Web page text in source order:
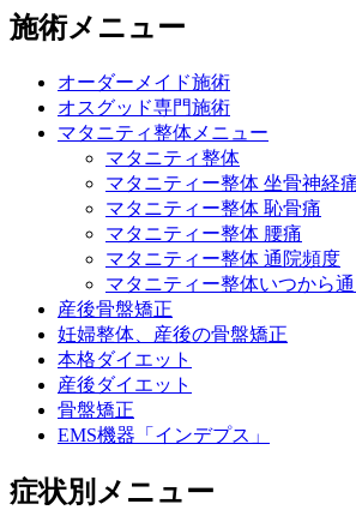
施術メニュー
オーダーメイド施術
オスグッド専門施術
マタニティ整体メニュー
マタニティ整体
マタニティー整体 坐骨神経
マタニティー整体 恥骨痛
マタニティー整体 腰痛
マタニティー整体 通院頻度
マタニティー整体いつから通
産後骨盤矯正
妊婦整体、産後の骨盤矯正
本格ダイエット
産後ダイエット
骨盤矯正
EMS機器「インデプス」
症状別メニュー